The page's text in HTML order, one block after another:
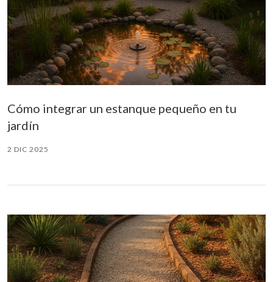
Cómo integrar un estanque pequeño en tu
jardín
2 DIC 2025